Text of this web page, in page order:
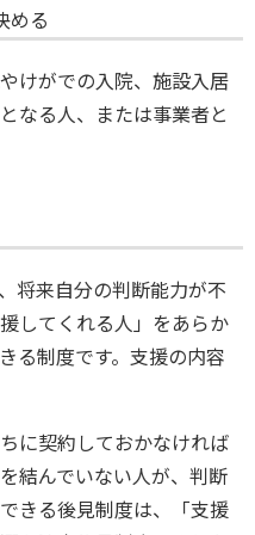
める
けがでの入院、施設入居
なる人、または事業者と
将来自分の判断能力が不
してくれる人」をあらか
る制度です。支援の内容
に契約しておかなければ
結んでいない人が、判断
きる後見制度は、「支援